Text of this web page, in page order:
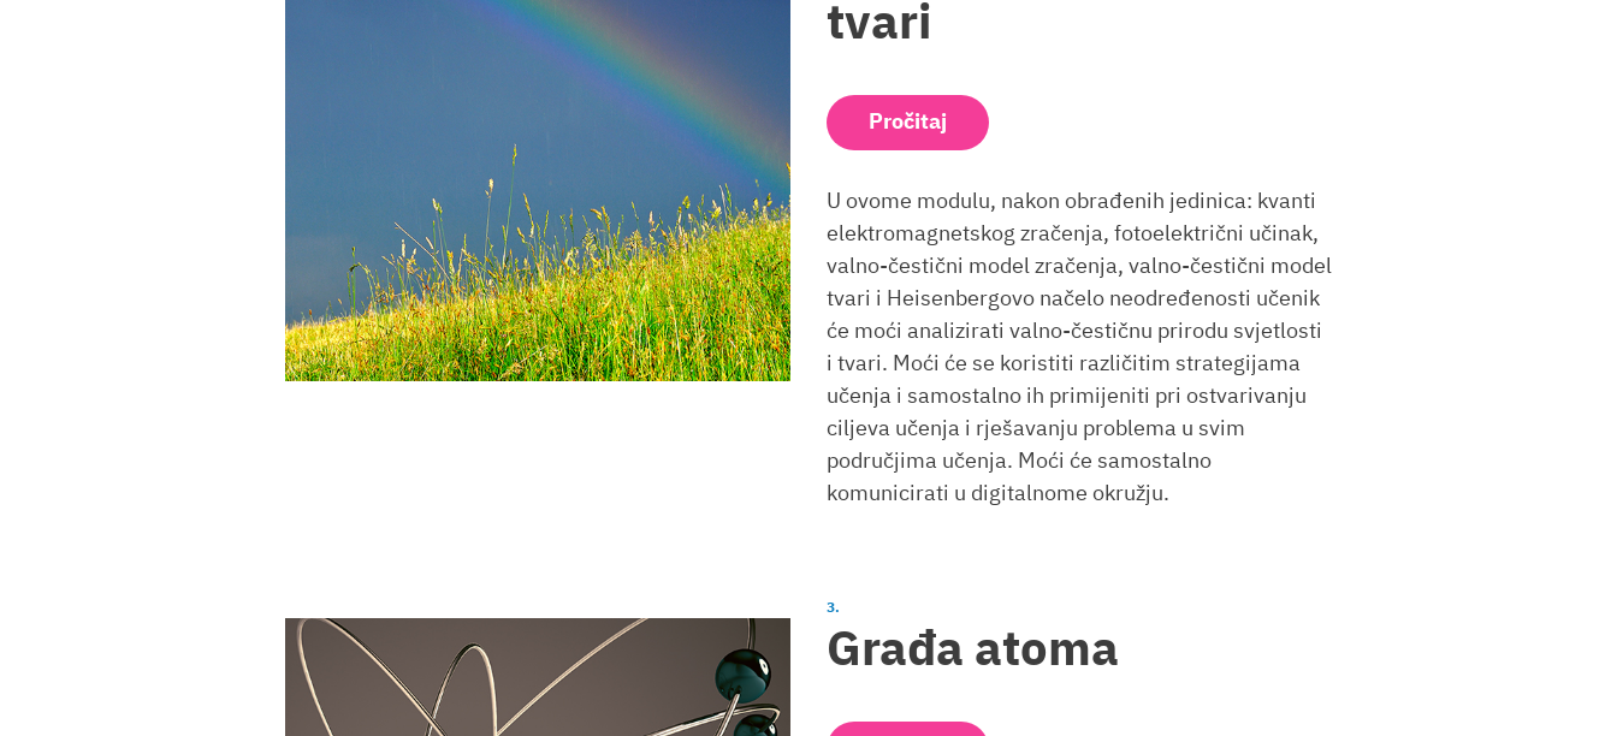
tvari
Pročitaj
U ovome modulu, nakon obrađenih jedinica: kvanti
elektromagnetskog zračenja, fotoelektrični učinak,
valno-čestični model zračenja, valno-čestični model
tvari i Heisenbergovo načelo neodređenosti učenik
će moći analizirati valno-čestičnu prirodu svjetlosti
i tvari. Moći će se koristiti različitim strategijama
učenja i samostalno ih primijeniti pri ostvarivanju
ciljeva učenja i rješavanju problema u svim
područjima učenja. Moći će samostalno
komunicirati u digitalnome okružju.
Građa atoma